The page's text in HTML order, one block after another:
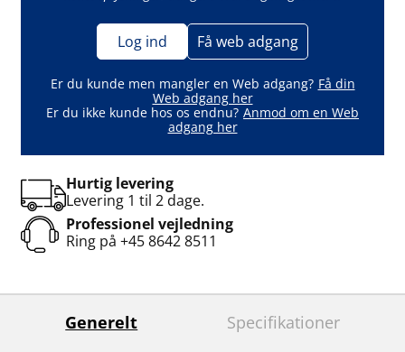
Log ind Få web adgang
Er du kunde men mangler en Web adgang? Få din
Web adgang her
Er du ikke kunde hos os endnu? Anmod om en Web
adgang her
Hurtig levering
Levering 1 til 2 dage.
Professionel vejledning
Ring på +45 8642 8511
Generelt Specifikationer